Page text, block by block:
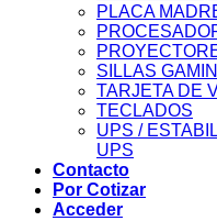
PLACA
SILLAS
TARJETA DE
TECLADOS
UPS /
UPS
Contacto
Por Cotizar
Acceder